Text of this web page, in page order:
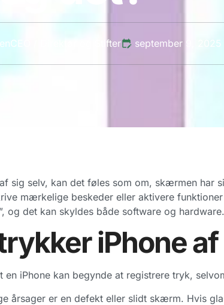
CEO / Direktør og Stifter september 9, 2025
sig selv, kan det føles som om, skærmen har
mærkelige beskeder eller aktivere
og det kan skyldes både software og hardware.
iPhone
en iPhone kan begynde at registrere tryk,
årsager er en defekt eller slidt skærm. Hvis